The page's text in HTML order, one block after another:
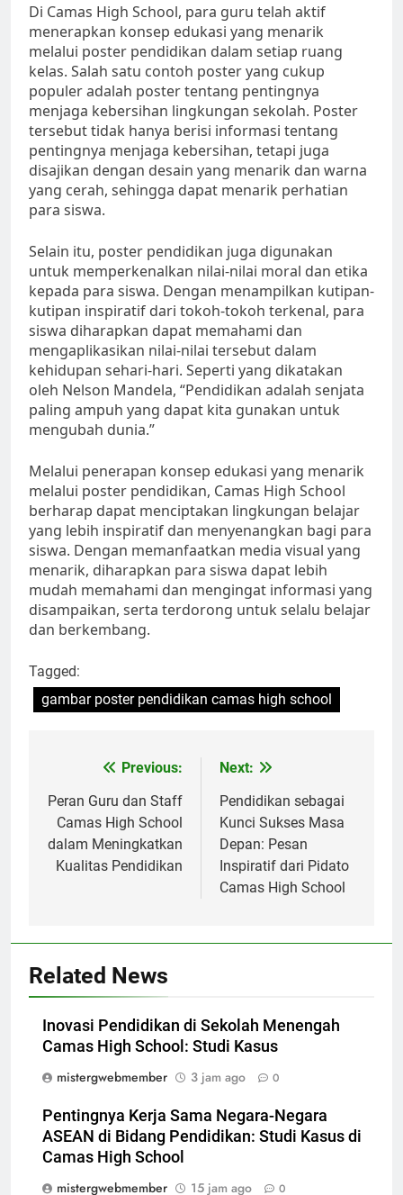
Di Camas High School, para guru telah aktif
menerapkan konsep edukasi yang menarik
melalui poster pendidikan dalam setiap ruang
kelas. Salah satu contoh poster yang cukup
populer adalah poster tentang pentingnya
menjaga kebersihan lingkungan sekolah. Poster
tersebut tidak hanya berisi informasi tentang
pentingnya menjaga kebersihan, tetapi juga
disajikan dengan desain yang menarik dan warna
yang cerah, sehingga dapat menarik perhatian
para siswa.
Selain itu, poster pendidikan juga digunakan
untuk memperkenalkan nilai-nilai moral dan etika
kepada para siswa. Dengan menampilkan kutipan-
kutipan inspiratif dari tokoh-tokoh terkenal, para
siswa diharapkan dapat memahami dan
mengaplikasikan nilai-nilai tersebut dalam
kehidupan sehari-hari. Seperti yang dikatakan
oleh Nelson Mandela, “Pendidikan adalah senjata
paling ampuh yang dapat kita gunakan untuk
mengubah dunia.”
Melalui penerapan konsep edukasi yang menarik
melalui poster pendidikan, Camas High School
berharap dapat menciptakan lingkungan belajar
yang lebih inspiratif dan menyenangkan bagi para
siswa. Dengan memanfaatkan media visual yang
menarik, diharapkan para siswa dapat lebih
mudah memahami dan mengingat informasi yang
disampaikan, serta terdorong untuk selalu belajar
dan berkembang.
Tagged:
gambar poster pendidikan camas high school
Navigasi
pos
Previous:
Peran Guru dan Staff
Camas High School
dalam Meningkatkan
Kualitas Pendidikan
Next:
Pendidikan sebagai
Kunci Sukses Masa
Depan: Pesan
Inspiratif dari Pidato
Camas High School
Related News
Inovasi Pendidikan di Sekolah Menengah
Camas High School: Studi Kasus
mistergwebmember
3 jam ago 0
Pentingnya Kerja Sama Negara-Negara
ASEAN di Bidang Pendidikan: Studi Kasus di
Camas High School
mistergwebmember
15 jam ago 0